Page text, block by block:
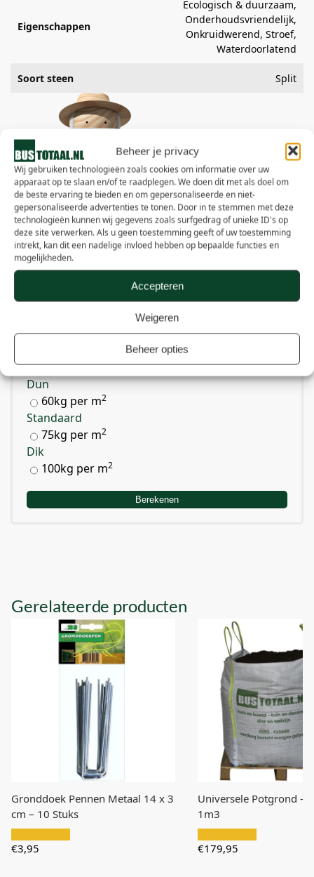
Beheer je privacy
Wij gebruiken technologieën zoals cookies om informatie over uw
apparaat op te slaan en/of te raadplegen. We doen dit met als doel om
de beste ervaring te bieden en om gepersonaliseerde en niet-
gepersonaliseerde advertenties te tonen. Door in te stemmen met deze
technologieën kunnen wij gegevens zoals surfgedrag of unieke ID's op
deze site verwerken. Als u geen toestemming geeft of uw toestemming
intrekt, kan dit een nadelige invloed hebben op bepaalde functies en
mogelijkheden.
Accepteren
Weigeren
Beheer opties
Hoeveel heb ik nodig?
Product:
Lengte:
Laagdikte:
Dun
60kg per m2
Standaard
75kg per m2
Dik
100kg per m2
Berekenen
Eigenschappen
Ecologisch & duurzaam,
Onderhoudsvriendelijk,
Onkruidwerend, Stroef,
Waterdoorlatend
Soort steen Split
Gerelateerde producten
Gronddoek Pennen Metaal 14 x 3
cm – 10 Stuks
€3,95
Universele Potgrond –
1m3
€179,95